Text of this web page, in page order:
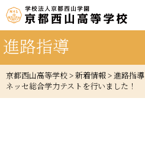
進路指導
京都西山高等学校 > 新着情報 > 進路指導
ネッセ総合学力テストを行いました！